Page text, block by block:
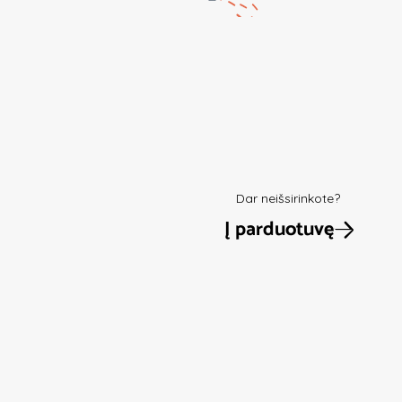
Dar neišsirinkote?
Į parduotuvę